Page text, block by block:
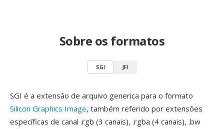
Sobre os formatos
SGI JFI
SGI é a extensão de arquivo generica para o formato
Silicon Graphics Image, também referido por extensões
específicas de canal .rgb (3 canais), .rgba (4 canais), .bw